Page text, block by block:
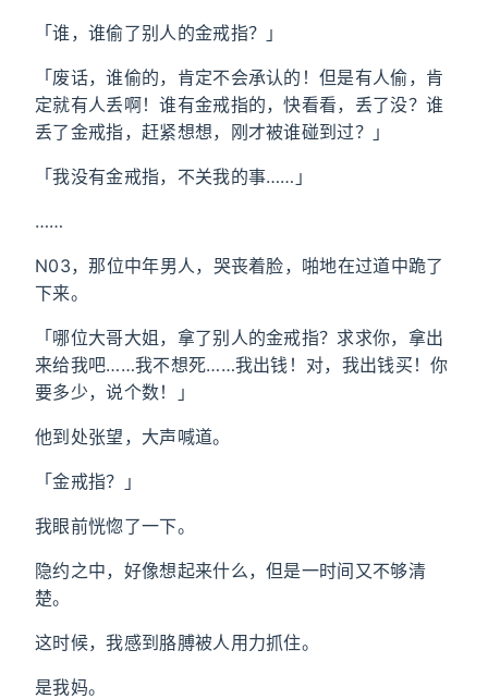
「谁，谁偷了别人的金戒指？」
「废话，谁偷的，肯定不会承认的！但是有人偷，肯
定就有人丢啊！谁有金戒指的，快看看，丢了没？谁
丢了金戒指，赶紧想想，刚才被谁碰到过？」
「我没有金戒指，不关我的事……」
……
N03，那位中年男人，哭丧着脸，啪地在过道中跪了
下来。
「哪位大哥大姐，拿了别人的金戒指？求求你，拿出
来给我吧……我不想死……我出钱！对，我出钱买！你
要多少，说个数！」
他到处张望，大声喊道。
「金戒指？」
我眼前恍惚了一下。
隐约之中，好像想起来什么，但是一时间又不够清
楚。
这时候，我感到胳膊被人用力抓住。
是我妈。